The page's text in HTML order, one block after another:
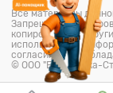
Все материалы
Запрещается
копирования на
использование
согласия
© ООО "Барабашка-